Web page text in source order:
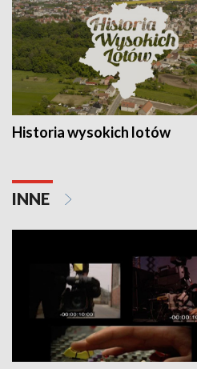
Historia wysokich lotów
INNE